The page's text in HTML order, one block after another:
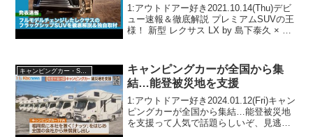
1:アウトドアー好き2021.10.14(Thu)デビ
ュー速報＆徹底解説 プレミアムSUVの王
様！ 新型 レクサス LX by 島下泰久 × 難
2021.10.14(Thu)...
キャンピングカー・SUV人気車種
キャンピングカーが全国から集
結…能登被災地を支援
1:アウトドアー好き2024.01.12(Fri)キャン
ピングカーが全国から集結…能登被災地
を支援って人気で話題らしいぞ、見逃さ